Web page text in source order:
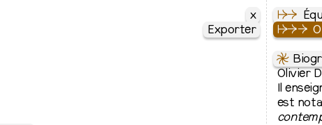
x
Exporter
↦⇒
↦⇒⇒
⇋
Olivier
Il
est